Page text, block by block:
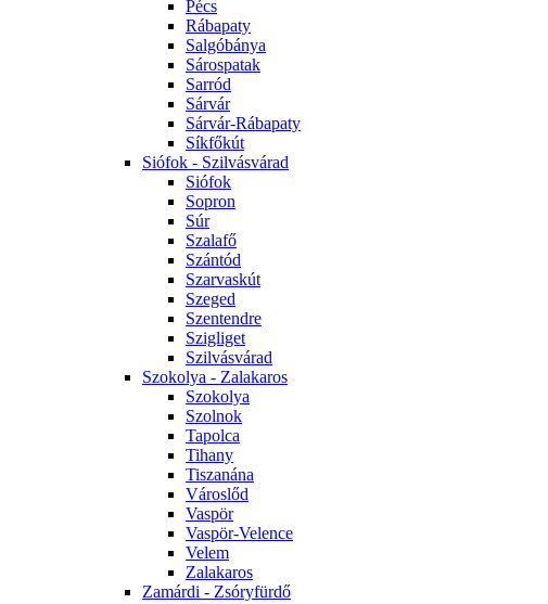
Pécs
Rábapaty
Salgóbánya
Sárospatak
Sarród
Sárvár
Sárvár-Rábapaty
Síkfőkút
Siófok - Szilvásvárad
Siófok
Sopron
Súr
Szalafő
Szántód
Szarvaskút
Szeged
Szentendre
Szigliget
Szilvásvárad
Szokolya - Zalakaros
Szokolya
Szolnok
Tapolca
Tihany
Tiszanána
Városlőd
Vaspör
Vaspör-Velence
Velem
Zalakaros
Zamárdi - Zsóryfürdő